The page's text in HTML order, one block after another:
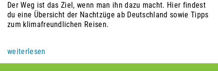
Der Weg ist das Ziel, wenn man ihn dazu macht. Hier findest
du eine Übersicht der Nachtzüge ab Deutschland sowie Tipps
zum klimafreundlichen Reisen.
weiterlesen